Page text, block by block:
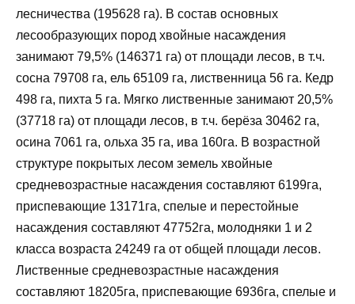
лесничества (195628 га). В состав основных
лесообразующих пород хвойные насаждения
занимают 79,5% (146371 га) от площади лесов, в т.ч.
сосна 79708 га, ель 65109 га, лиственница 56 га. Кедр
498 га, пихта 5 га. Мягко лиственные занимают 20,5%
(37718 га) от площади лесов, в т.ч. берёза 30462 га,
осина 7061 га, ольха 35 га, ива 160га. В возрастной
структуре покрытых лесом земель хвойные
средневозрастные насаждения составляют 6199га,
приспевающие 13171га, спелые и перестойные
насаждения составляют 47752га, молодняки 1 и 2
класса возраста 24249 га от общей площади лесов.
Лиственные средневозрастные насаждения
составляют 18205га, приспевающие 6936га, спелые и